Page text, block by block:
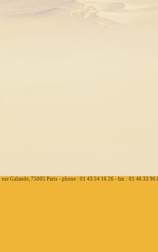
Galande, 75005 Paris - phone : 01 43 54 16 26 - fax : 01 46 33